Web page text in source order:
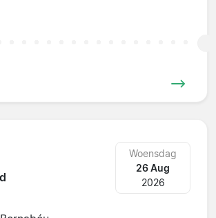
Woensdag
26 Aug
2026